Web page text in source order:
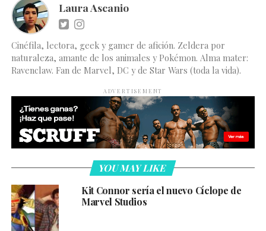
Laura Ascanio
Cinéfila, lectora, geek y gamer de afición. Zeldera por
naturaleza, amante de los animales y Pokémon. Alma mater:
Ravenclaw. Fan de Marvel, DC y de Star Wars (toda la vida).
ADVERTISEMENT
YOU MAY LIKE
Kit Connor sería el nuevo Cíclope de
Marvel Studios